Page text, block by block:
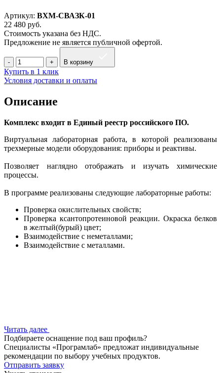
Артикул: ВХМ-СВАЗК-01
22 480 руб.
Стоимость указана без НДС.
Предложение не является публичной офертой.
В корзину
Купить в 1 клик
Условия доставки и оплаты
Описание
Комплекс входит в Единый реестр российского ПО.
Виртуальная лабораторная работа, в которой реализованы
трехмерные модели оборудования: приборы и реактивы.
Позволяет наглядно отображать и изучать химические
процессы.
В программе реализованы следующие лабораторные работы:
Проверка окислительных свойств;
Проверка ксантопротеиновой реакции. Окраска белков
в желтый(бурый) цвет;
Взаимодействие с неметаллами;
Взаимодействие с металлами.
Читать далее
Подбираете оснащение под ваш профиль?
Специалисты «Програмлаб» предложат индивидуальные
рекомендации по выбору учебных продуктов.
Отправить заявку